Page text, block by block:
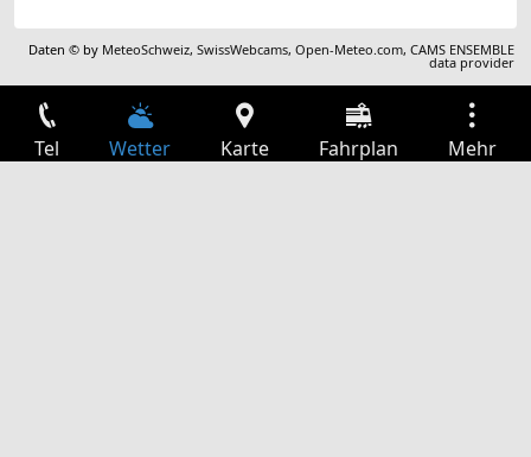
Daten © by MeteoSchweiz,SwissWebcams,Open-Meteo.com,CAMS ENSEMBLE
data provider
Tel Wetter Karte Fahrplan Mehr